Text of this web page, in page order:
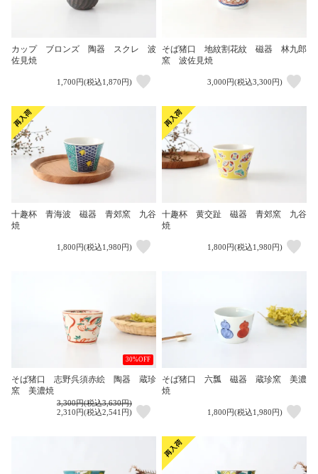
カップ ブロンズ 陶器 スクレ 波
佐見焼
1,700円(税込1,870円)
そば猪口 地紋割花紋 磁器 林九郎
窯 波佐見焼
3,000円(税込3,300円)
十趣杯 青海波 磁器 青郊窯 九谷
焼
1,800円(税込1,980円)
十趣杯 黄交趾 磁器 青郊窯 九谷
焼
1,800円(税込1,980円)
30%OFF
そば猪口 志野呉須赤絵 陶器 蔵珍
窯 美濃焼
3,300円(税込3,630円)
2,310円(税込2,541円)
そば猪口 六瓢 磁器 蔵珍窯 美濃
焼
1,800円(税込1,980円)